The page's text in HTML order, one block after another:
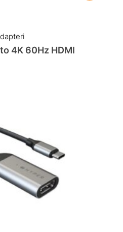
4K 60Hz HDMI